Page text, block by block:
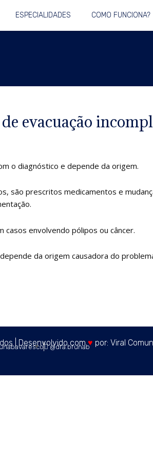
ESPECIALIDADES COMO FUNCIONA?
evacuação
o diagnóstico e depende da origem.
são prescritos medicamentos e
casos envolvendo pólipos ou câncer.
da origem causadora do
| Desenvolvido com♥ por: Viral
@dra.brunab